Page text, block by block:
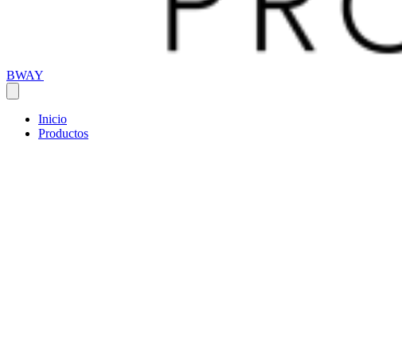
BWAY
Inicio
Productos